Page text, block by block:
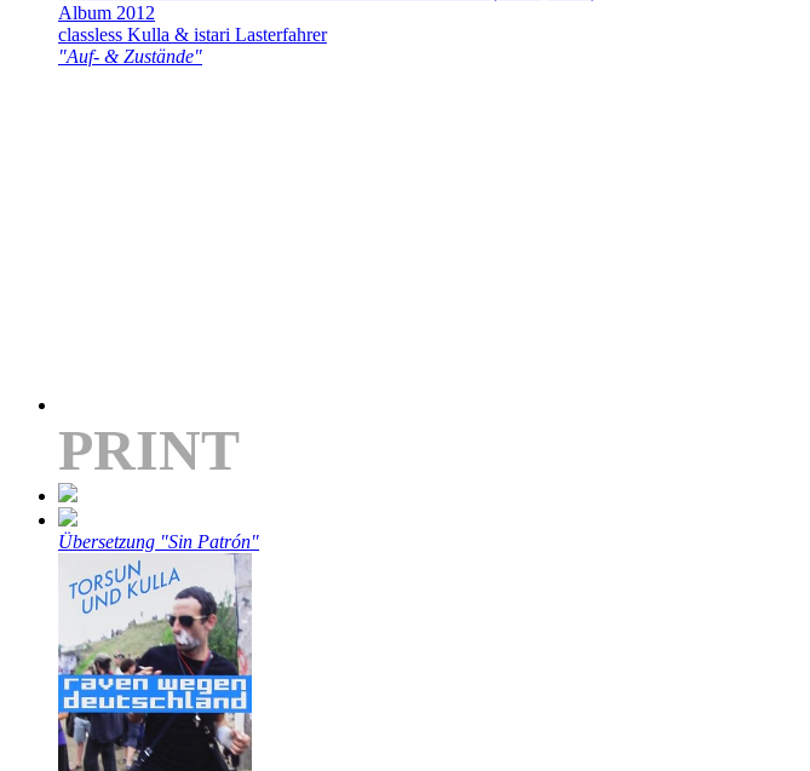
Album 2012
classless Kulla & istari Lasterfahrer
"Auf- & Zustände"
PRINT
Übersetzung "Sin Patrón"